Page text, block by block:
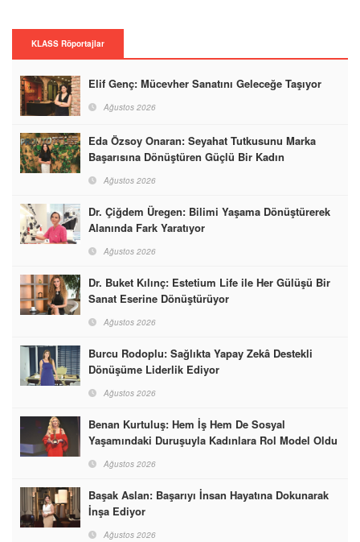
KLASS Röportajlar
Elif Genç: Mücevher Sanatını Geleceğe Taşıyor
Ağustos 2026
Eda Özsoy Onaran: Seyahat Tutkusunu Marka
Başarısına Dönüştüren Güçlü Bir Kadın
Ağustos 2026
Dr. Çiğdem Üregen: Bilimi Yaşama Dönüştürerek
Alanında Fark Yaratıyor
Ağustos 2026
Dr. Buket Kılınç: Estetium Life ile Her Gülüşü Bir
Sanat Eserine Dönüştürüyor
Ağustos 2026
Burcu Rodoplu: Sağlıkta Yapay Zekâ Destekli
Dönüşüme Liderlik Ediyor
Ağustos 2026
Benan Kurtuluş: Hem İş Hem De Sosyal
Yaşamındaki Duruşuyla Kadınlara Rol Model Oldu
Ağustos 2026
Başak Aslan: Başarıyı İnsan Hayatına Dokunarak
İnşa Ediyor
Ağustos 2026